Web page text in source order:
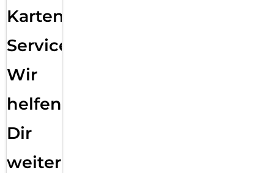
Karten
Service:
Wir
helfen
Dir
weiter